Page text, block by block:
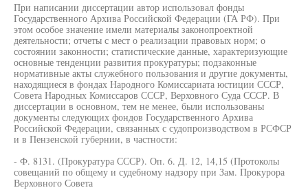
При написании диссертации автор использовал фонды
Государственного Архива Российской Федерации (ГА РФ). При
этом особое значение имели материалы законопроектной
деятельности; отчеты с мест о реализации правовых норм; о
состоянии законности; статистические данные, характеризующие
основные тенденции развития прокуратуры; подзаконные
нормативные акты служебного пользования и другие документы,
находящиеся в фондах Народного Комиссариата юстиции СССР,
Совета Народных Комиссаров СССР, Верховного Суда СССР. В
диссертации в основном, тем не менее, были использованы
документы следующих фондов Государственного Архива
Российской Федерации, связанных с судопроизводством в РСФСР
и в Пензенской губернии, в частности:
- Ф. 8131. (Прокуратура СССР). Оп. 6. Д. 12, 14,15 (Протоколы
совещаний по общему и судебному надзору при Зам. Прокурора
Верховного Совета